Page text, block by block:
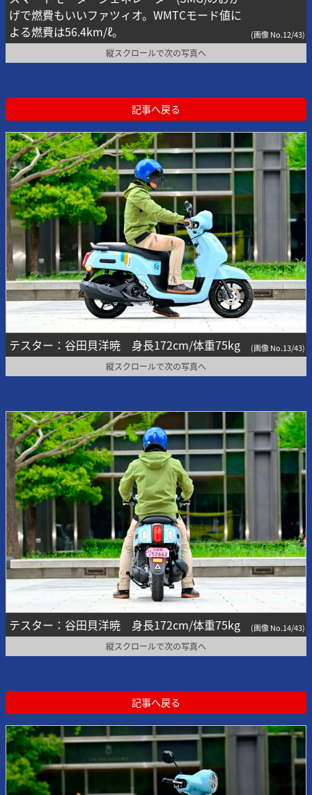
げで燃費もいいファツィオ。WMTCモード値に
よる燃費は56.4km/ℓ。
(画像 No.12/43)
縦スクロールで次の写真へ
記事へ戻る
テスター：谷田貝洋暁 身長172cm/体重75kg (画像 No.13/43)
縦スクロールで次の写真へ
テスター：谷田貝洋暁 身長172cm/体重75kg (画像 No.14/43)
縦スクロールで次の写真へ
記事へ戻る